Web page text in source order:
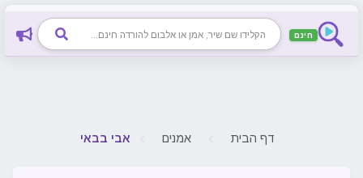
חינם
דף הבית אמנים אבי בבאי